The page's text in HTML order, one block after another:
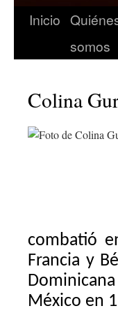
Inicio
somos
Colina
combatió
Francia y
México en